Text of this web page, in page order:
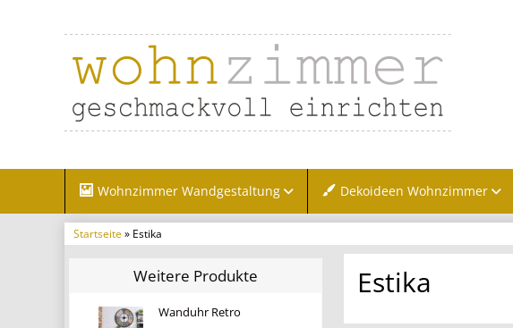
Wohnzimmer Wandgestaltung Dekoideen Wohnzimmer
Startseite» Estika
Weitere Produkte
Wanduhr Retro
Estika